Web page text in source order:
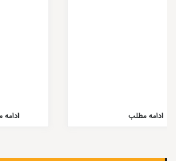
ادامه مطلب